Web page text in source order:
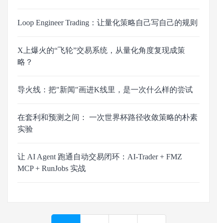
Loop Engineer Trading：让量化策略自己写自己的规则
X上爆火的“飞轮”交易系统，从量化角度复现成策
略？
导火线：把"新闻"画进K线里，是一次什么样的尝试
在套利和预测之间： 一次世界杯路径收敛策略的朴素
实验
让 AI Agent 跑通自动交易闭环：AI-Trader + FMZ
MCP + RunJobs 实战